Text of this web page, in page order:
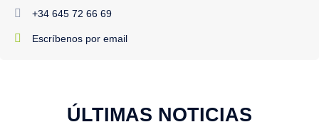
+34 645 72 66 69
Escríbenos por email
ÚLTIMAS NOTICIAS